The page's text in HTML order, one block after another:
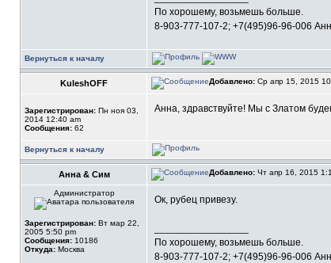
По хорошему, возьмешь больше.
8-903-777-107-2; +7(495)96-96-006
Вернуться к началу
KuleshOFF Добавлено: Ср апр 15, 2015
Зарегистрирован: Пн ноя 03,
2014 12:40 am
Сообщения: 62
Анна, здравствуйте! Мы с Златом
Вернуться к началу
Анна & Сим Добавлено: Чт апр 16, 2015
Администратор
Зарегистрирован: Вт мар 22,
2005 5:50 pm
Сообщения: 10186
Откуда: Москва
Ок, рубец привезу.
По хорошему, возьмешь больше.
8-903-777-107-2; +7(495)96-96-006